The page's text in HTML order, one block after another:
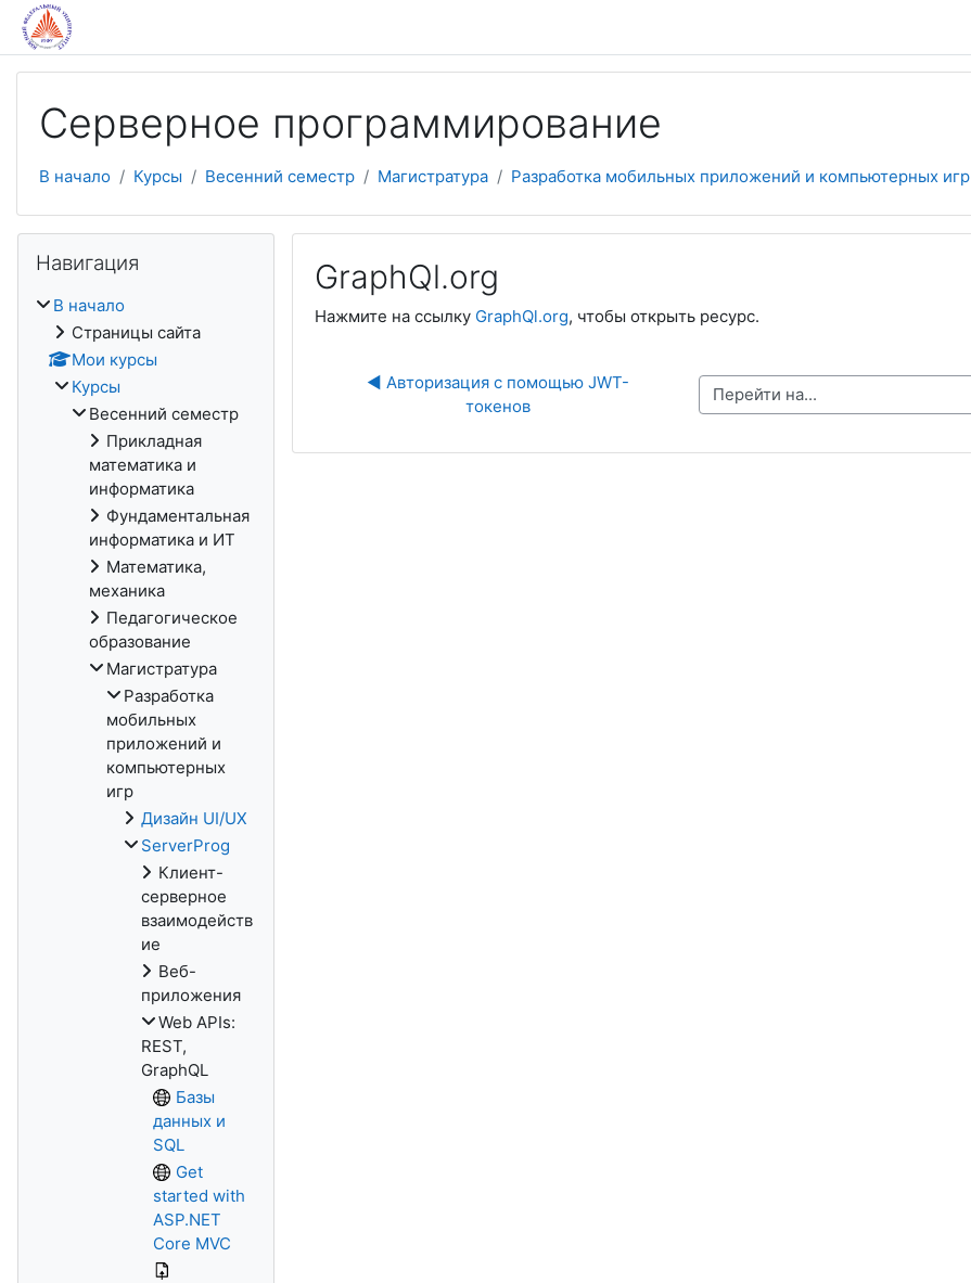
Перейти к основному содержанию
Серверное программирование
В начало Курсы Весенний семестр Магистратура Разработка мобильных приложений и компьютерных игр
GraphQl.org
Нажмите на ссылку GraphQl.org, чтобы открыть ресурс.
◀︎ Авторизация с помощью JWT-
токенов
Перейти на...
Навигация
В начало
Страницы сайта
Мои курсы
Курсы
Весенний семестр
Прикладная
математика и
информатика
Фундаментальная
информатика и ИТ
Математика,
механика
Педагогическое
образование
Магистратура
Разработка
мобильных
приложений и
компьютерных
игр
Дизайн UI/UX
ServerProg
Клиент-
серверное
взаимодейств
ие
Веб-
приложения
Web APIs:
REST,
GraphQL
Базы
данных и
SQL
Get
started with
ASP.NET
Core MVC